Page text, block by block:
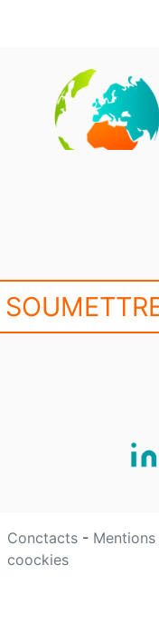
Conctacts -
coockies